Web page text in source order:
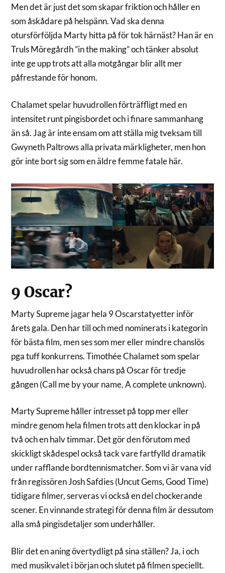
Men det är just det som skapar friktion och håller en
som åskådare på helspänn. Vad ska denna
otursförföljda Marty hitta på för tok härnäst? Han är en
Truls Möregårdh ”in the making” och tänker absolut
inte ge upp trots att alla motgångar blir allt mer
påfrestande för honom.
Chalamet spelar huvudrollen förträffligt med en
intensitet runt pingisbordet och i finare sammanhang
än så. Jag är inte ensam om att ställa mig tveksam till
Gwyneth Paltrows alla privata märkligheter, men hon
gör inte bort sig som en äldre femme fatale här.
9 Oscar?
Marty Supreme jagar hela 9 Oscarstatyetter inför
årets gala. Den har till och med nominerats i kategorin
för bästa film, men ses som mer eller mindre chanslös
pga tuff konkurrens. Timothée Chalamet som spelar
huvudrollen har också chans på Oscar för tredje
gången (Call me by your name, A complete unknown).
Marty Supreme håller intresset på topp mer eller
mindre genom hela filmen trots att den klockar in på
två och en halv timmar. Det gör den förutom med
skickligt skådespel också tack vare fartfylld dramatik
under rafflande bordtennismatcher. Som vi är vana vid
från regissören Josh Safdies (Uncut Gems, Good Time)
tidigare filmer, serveras vi också en del chockerande
scener. En vinnande strategi för denna film är dessutom
alla små pingisdetaljer som underhåller.
Blir det en aning övertydligt på sina ställen? Ja, i och
med musikvalet i början och slutet på filmen speciellt.